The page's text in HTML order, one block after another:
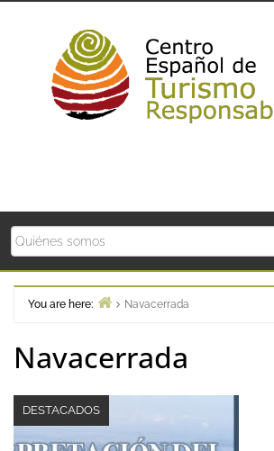
You are here:
Navacerrada
Navacerrada
DESTACADOS